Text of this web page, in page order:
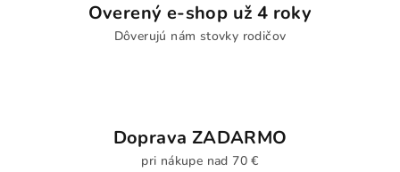
Overený e-shop už 4 roky
Dôverujú nám stovky rodičov
Doprava ZADARMO
pri nákupe nad 70 €